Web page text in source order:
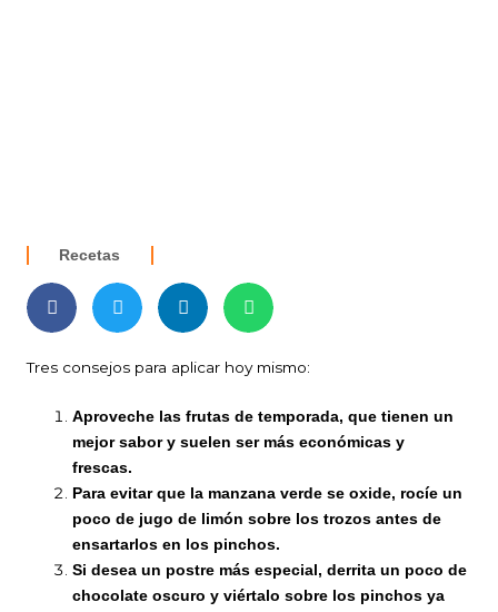
Recetas
Tres consejos para aplicar hoy mismo:
Aproveche las frutas de temporada, que tienen un
mejor sabor y suelen ser más económicas y
frescas.
Para evitar que la manzana verde se oxide, rocíe un
poco de jugo de limón sobre los trozos antes de
ensartarlos en los pinchos.
Si desea un postre más especial, derrita un poco de
chocolate oscuro y viértalo sobre los pinchos ya